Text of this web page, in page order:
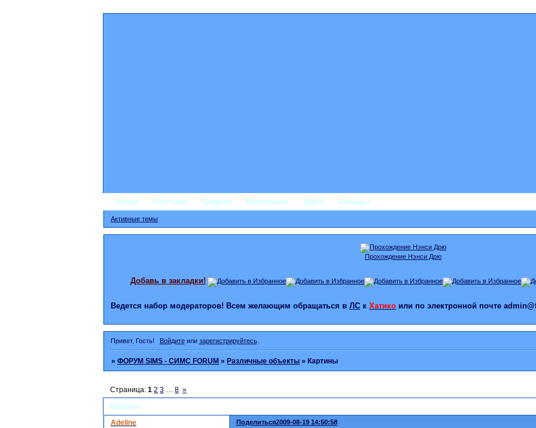
Форум Участники Правила Регистрация Войти Баннеры
Активные темы
Прохождение Нэнси Дрю
Добавь в закладки!
Ведется набор модераторов! Всем желающим обращаться в ЛС к Хатико или по электронной почте
Привет, Гость! Войдитеили зарегистрируйтесь.
»ФОРУМ SIMS - СИМС FORUM »Различные объекты »Картины
Картины
Страница:1 2 3 … 8 »
Поделиться2009-08-19 14:50:58
Adeline